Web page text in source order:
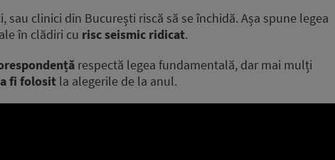
sau clinici din București riscă să se închidă. Așa spune legea
în clădiri cu risc seismic ridicat.
respectă legea fundamentală, dar mai mulți
fi folosit la alegerile de la anul.